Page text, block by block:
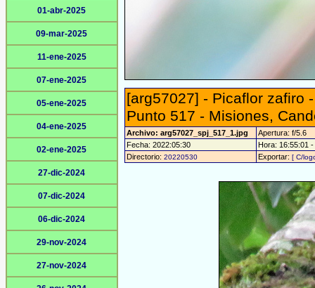
01-abr-2025
09-mar-2025
11-ene-2025
07-ene-2025
05-ene-2025
04-ene-2025
02-ene-2025
27-dic-2024
07-dic-2024
06-dic-2024
29-nov-2024
27-nov-2024
[arg57027] - Picaflor zafiro
Punto 517 - Misiones,
Archivo: arg57027_spj_517_1.jpg
Apertura: f/5.6
Fecha: 2022:05:30
Hora: 16:55:01
Directorio: 20220530 Exportar: [ C/